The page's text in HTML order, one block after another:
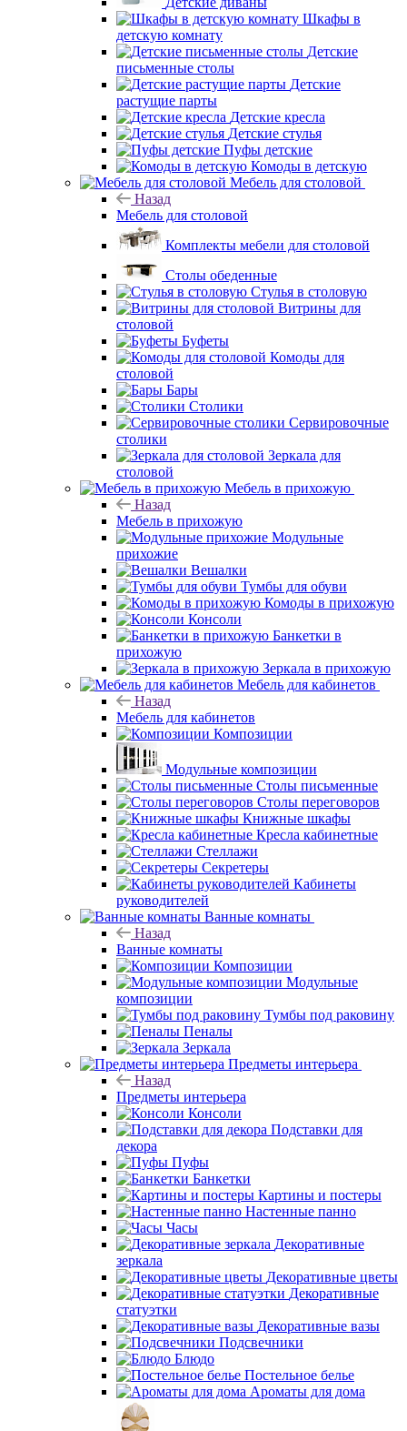
Шкафы в
детскую комнату
Детские
письменные столы
Детские
растущие парты
Детские кресла
Детские стулья
Пуфы детские
Комоды в детскую
Мебель для столовой
Назад
Мебель для столовой
Комплекты мебели для столовой
Столы обеденные
Стулья в столовую
Витрины для
столовой
Буфеты
Комоды для
столовой
Бары
Столики
Сервировочные
столики
Зеркала для
столовой
Мебель в прихожую
Назад
Мебель в прихожую
Модульные
прихожие
Вешалки
Тумбы для обуви
Комоды в прихожую
Консоли
Банкетки в
прихожую
Зеркала в прихожую
Мебель для кабинетов
Назад
Мебель для кабинетов
Композиции
Модульные композиции
Столы письменные
Столы переговоров
Книжные шкафы
Кресла кабинетные
Стеллажи
Секретеры
Кабинеты
руководителей
Ванные комнаты
Назад
Ванные комнаты
Композиции
Модульные
композиции
Тумбы под раковину
Пеналы
Зеркала
Предметы интерьера
Назад
Предметы интерьера
Консоли
Подставки для
декора
Пуфы
Банкетки
Картины и постеры
Настенные панно
Часы
Декоративные
зеркала
Декоративные цветы
Декоративные
статуэтки
Декоративные вазы
Подсвечники
Блюдо
Постельное белье
Ароматы для дома